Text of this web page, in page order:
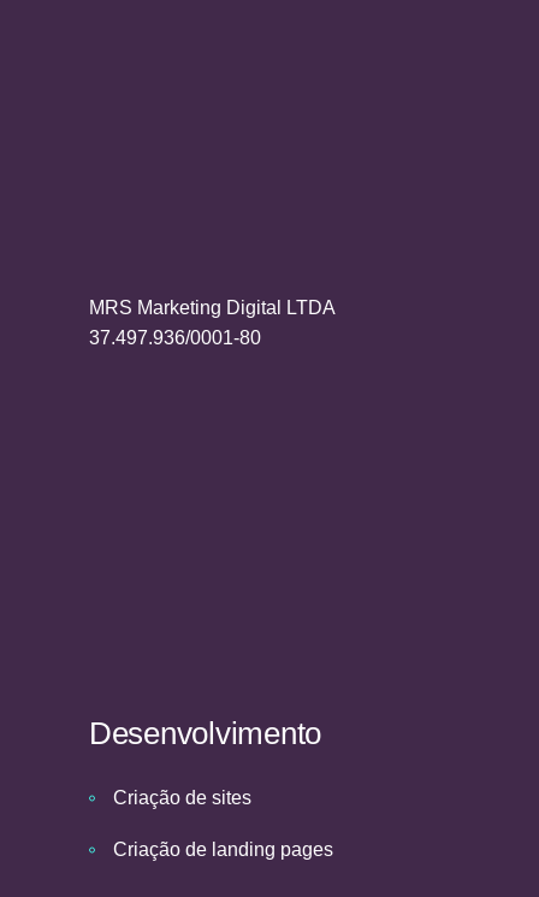
MRS Marketing Digital LTDA
37.497.936/0001-80
Desenvolvimento
Criação de sites
Criação de landing pages